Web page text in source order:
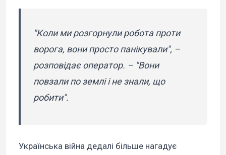
"Коли ми розгорнули робота проти
ворога, вони просто панікували", –
розповідає оператор. – "Вони
повзали по землі і не знали, що
робити".
Українська війна дедалі більше нагадує